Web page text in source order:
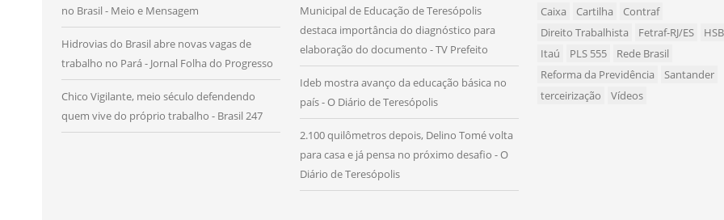
no Brasil - Meio e Mensagem
Hidrovias do Brasil abre novas vagas de
trabalho no Pará - Jornal Folha do Progresso
Chico Vigilante, meio século defendendo
quem vive do próprio trabalho - Brasil 247
Municipal de Educação de Teresópolis
destaca importância do diagnóstico para
elaboração do documento - TV Prefeito
Ideb mostra avanço da educação básica no
país - O Diário de Teresópolis
2.100 quilômetros depois, Delino Tomé volta
para casa e já pensa no próximo desafio - O
Diário de Teresópolis
Caixa
Cartilha
Contraf
Direito Trabalhista
Fetraf-RJ/ES
Itaú
PLS 555
Rede Brasil
Reforma da Previdência
Santander
terceirização
Vídeos